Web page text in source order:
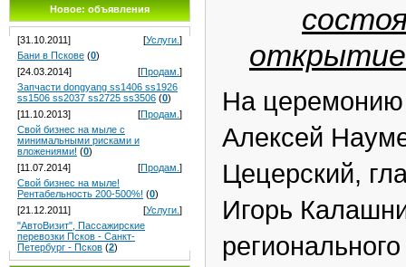
Новое: объявления
[31.10.2011] [Услуги. ]
Бани в Пскове (0)
[24.03.2014]
[Продам. ]
Запчасти dongyang ss1406 ss1926
ss1506 ss2037 ss2725 ss3506 (0)
[11.10.2013]
[Продам. ]
Свой бизнес на мыле с
минимальными рисками и
вложениями! (0)
[11.07.2014]
[Продам. ]
Свой бизнес на мыле!
Рентабельность 200-500%! (0)
[21.12.2011]
[Услуги. ]
"АвтоВизит", Пассажирские
перевозки Псков - Санкт-
Петербург - Псков (2)
На церемонию
Алексей
Цецерский,
Игорь